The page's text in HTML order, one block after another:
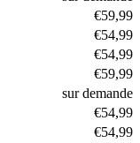
€59,99
€54,99
€54,99
€59,99
sur demande
€54,99
€54,99